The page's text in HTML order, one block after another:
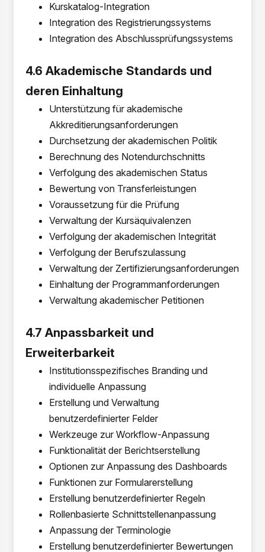
Kurskatalog-Integration
Integration des Registrierungssystems
Integration des Abschlussprüfungssystems
4.6 Akademische Standards und
deren Einhaltung
Unterstützung für akademische
Akkreditierungsanforderungen
Durchsetzung der akademischen Politik
Berechnung des Notendurchschnitts
Verfolgung des akademischen Status
Bewertung von Transferleistungen
Voraussetzung für die Prüfung
Verwaltung der Kursäquivalenzen
Verfolgung der akademischen Integrität
Verfolgung der Berufszulassung
Verwaltung der Zertifizierungsanforderungen
Einhaltung der Programmanforderungen
Verwaltung akademischer Petitionen
4.7 Anpassbarkeit und
Erweiterbarkeit
Institutionsspezifisches Branding und
individuelle Anpassung
Erstellung und Verwaltung
benutzerdefinierter Felder
Werkzeuge zur Workflow-Anpassung
Funktionalität der Berichtserstellung
Optionen zur Anpassung des Dashboards
Funktionen zur Formularerstellung
Erstellung benutzerdefinierter Regeln
Rollenbasierte Schnittstellenanpassung
Anpassung der Terminologie
Erstellung benutzerdefinierter Bewertungen